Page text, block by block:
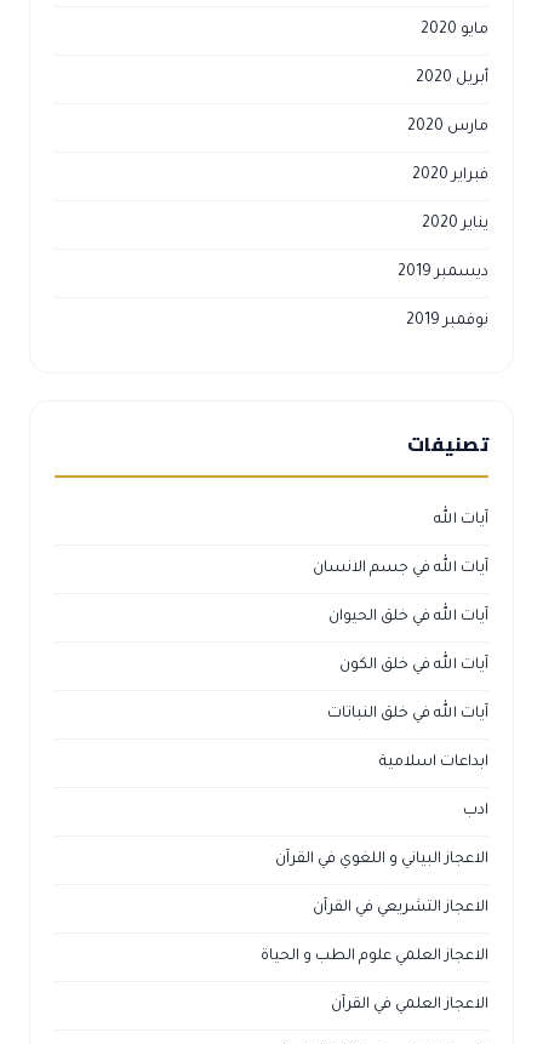
مايو 2020
أبريل 2020
مارس 2020
فبراير 2020
يناير 2020
ديسمبر 2019
نوفمبر 2019
تصنيفات
آيات الله
آيات الله في جسم الانسان
آيات الله في خلق الحيوان
آيات الله في خلق الكون
آيات الله في خلق النباتات
ابداعات اسلامية
ادب
الاعجاز البياني و اللغوي في القرآن
الاعجاز التشريعي في القرآن
الاعجاز العلمي علوم الطب و الحياة
الاعجاز العلمي في القرآن